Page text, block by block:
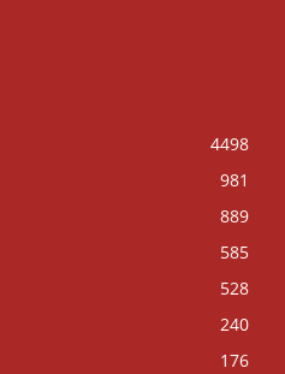
4498
981
889
585
528
240
176